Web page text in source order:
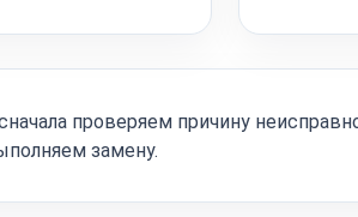
проверяем причину
замену.